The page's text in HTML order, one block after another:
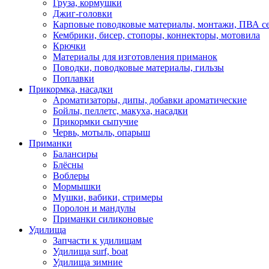
Груза, кормушки
Джиг-головки
Карповые поводковые материалы, монтажи, ПВА
Кембрики, бисер, стопоры, коннекторы, мотовила
Крючки
Материалы для изготовления приманок
Поводки, поводковые материалы, гильзы
Поплавки
Прикормка, насадки
Ароматизаторы, дипы, добавки ароматические
Бойлы, пеллетс, макуха, насадки
Прикормки сыпучие
Червь, мотыль, опарыш
Приманки
Балансиры
Блёсны
Воблеры
Мормышки
Мушки, вабики, стримеры
Поролон и мандулы
Приманки силиконовые
Удилища
Запчасти к удилищам
Удилища surf, boat
Удилища зимние